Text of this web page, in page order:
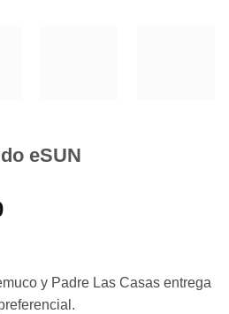
eSUN
El
$14.950.
y Padre Las Casas entrega